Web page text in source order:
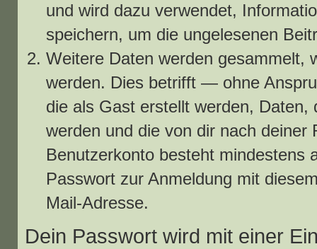
und wird dazu verwendet,
speichern, um die ungelesenen
Weitere Daten werden gesammelt,
werden. Dies betrifft — ohne
die als Gast erstellt werden,
werden und die von dir nach deiner
Benutzerkonto besteht mindestens
Passwort zur Anmeldung mit
Mail-Adresse.
Dein Passwort wird mit einer